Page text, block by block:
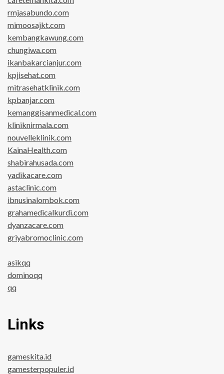
rmjasabundo.com
mimoosajkt.com
kembangkawung.com
chungiwa.com
ikanbakarcianjur.com
kpjisehat.com
mitrasehatklinik.com
kpbanjar.com
kemanggisanmedical.com
kliniknirmala.com
nouvelleklinik.com
KainaHealth.com
shabirahusada.com
yadikacare.com
astaclinic.com
ibnusinalombok.com
grahamedicalkurdi.com
dyanzacare.com
griyabromoclinic.com
asikqq
dominoqq
qq
Links
gameskita.id
gamesterpopuler.id